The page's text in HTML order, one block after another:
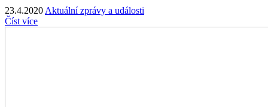
23.4.2020 Aktuální zprávy a události
Číst více